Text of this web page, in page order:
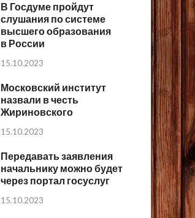
В Госдуме пройдут
слушания по системе
высшего образования
в России
15.10.2023
Московский институт
назвали в честь
Жириновского
15.10.2023
Передавать заявления
начальнику можно будет
через портал госуслуг
15.10.2023